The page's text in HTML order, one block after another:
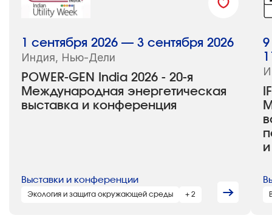
POWER-GEN India 2026 - 20-я
Международная энергетическая
выставка и конференция
1 сентября 2026 — 3 сентября 2026
Индия, Нью-Дели
Выставки и конференции
Экология и защита окружающей среды + 2